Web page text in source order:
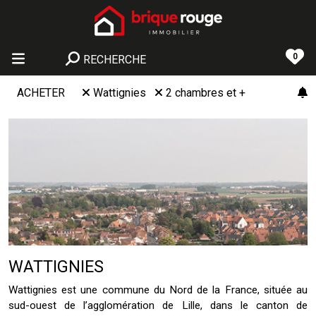
RECHERCHE 0
ACHETER Wattignies 2 chambres et +
WATTIGNIES
Wattignies est une commune du Nord de la France, située au
sud-ouest de l’agglomération de Lille, dans le canton de